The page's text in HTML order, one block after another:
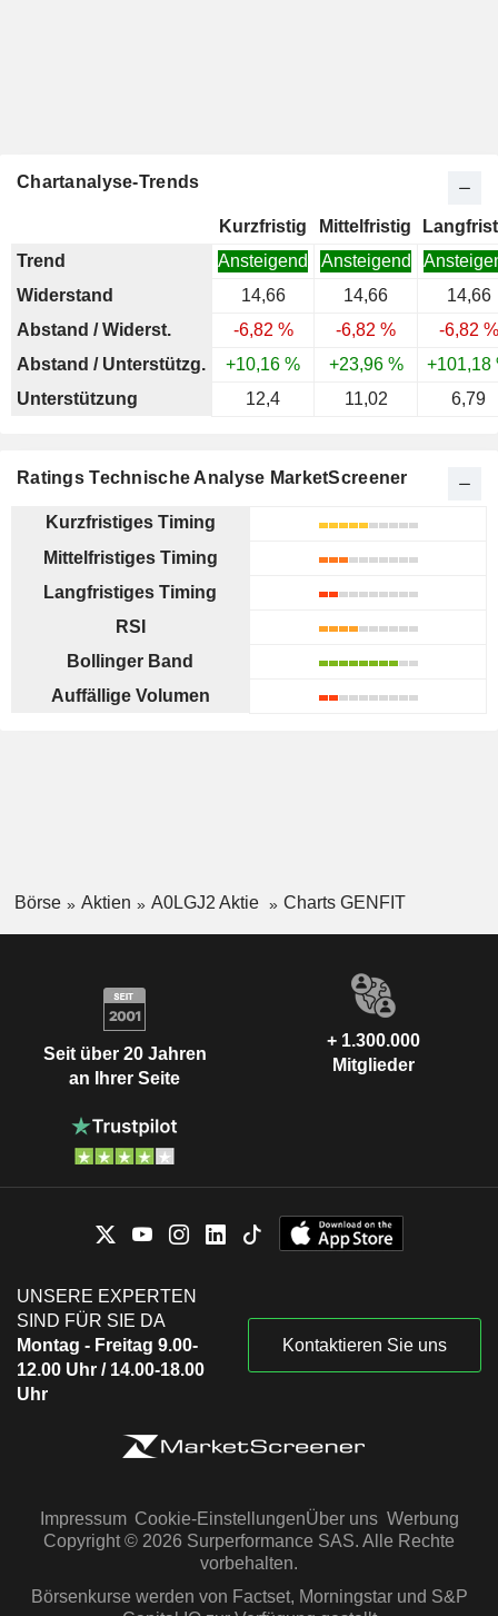
Chartanalyse-Trends
Kurzfristig Mittelfristig
Trend
Ansteigend Ansteigend
Widerstand
14,66 14,66
14,66
Abstand / Widerst.
-6,82 % -6,82 %
-6,82 %
Abstand / Unterstützg.
+10,16 % +23,96 %
+101,18
Unterstützung
12,4 11,02 6,79
Ratings Technische Analyse MarketScreener
Kurzfristiges Timing
Mittelfristiges Timing
Langfristiges Timing
RSI
Bollinger Band
Auffällige Volumen
Börse Aktien A0LGJ2 Aktie Charts GENFIT
Seit über 20 Jahren
an Ihrer Seite
+ 1.300.000
Mitglieder
UNSERE EXPERTEN
SIND FÜR SIE DA
Montag - Freitag 9.00-
12.00 Uhr / 14.00-18.00
Uhr
Kontaktieren Sie uns
Impressum Cookie-EinstellungenÜber uns Werbung
Copyright © 2026 Surperformance SAS. Alle Rechte
vorbehalten.
Börsenkurse werden von Factset, Morningstar und S&P